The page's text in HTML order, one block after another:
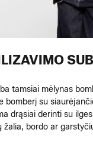
tamsiai mėlynas
su
drąsiai derinti su
bordo ar